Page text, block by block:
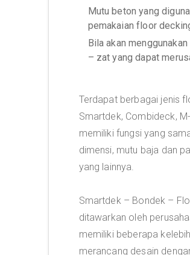
Mutu beton yang
pemakaian floor
Bila akan
– zat yang dapat
Terdapat berbagai jenis
Smartdek, Combideck,
memiliki fungsi yang
dimensi, mutu baja dan
yang lainnya.
Smartdek – Bondek –
ditawarkan oleh
memiliki beberapa
merancang desain